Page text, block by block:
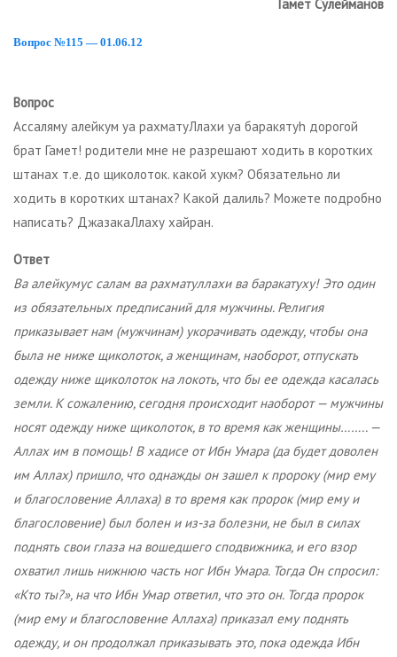
Гамет Сулейманов
Вопрос №115 — 01.06.12
Вопрос
Ассаляму алейкум уа рахматуЛлахи уа баракятуh дорогой
брат Гамет! родители мне не разрешают ходить в коротких
штанах т.е. до щиколоток. какой хукм? Обязательно ли
ходить в коротких штанах? Какой далиль? Можете подробно
написать? ДжазакаЛлаху хайран.
Ответ
Ва алейкумус салам ва рахматуллахи ва баракатуху! Это один
из обязательных предписаний для мужчины. Религия
приказывает нам (мужчинам) укорачивать одежду, чтобы она
была не ниже щиколоток, а женщинам, наоборот, отпускать
одежду ниже щиколоток на локоть, что бы ее одежда касалась
земли. К сожалению, сегодня происходит наоборот — мужчины
носят одежду ниже щиколоток, в то время как женщины…….. —
Аллах им в помощь! В хадисе от Ибн Умара (да будет доволен
им Аллах) пришло, что однажды он зашел к пророку (мир ему
и благословение Аллаха) в то время как пророк (мир ему и
благословение) был болен и из-за болезни, не был в силах
поднять свои глаза на вошедшего сподвижника, и его взор
охватил лишь нижнюю часть ног Ибн Умара. Тогда Он спросил:
«Кто ты?», на что Ибн Умар ответил, что это он. Тогда пророк
(мир ему и благословение Аллаха) приказал ему поднять
одежду, и он продолжал приказывать это, пока одежда Ибн